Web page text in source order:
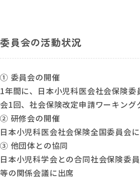
委員会の活動状況
① 委員会の開催
1年間に、日本小児科医会社会保険
会1回、社会保険改定申請ワーキング
② 研修会の開催
日本小児科医会社会保険全国委員会
③ 他団体との協同
日本小児科学会との合同社会保険委
等の関係会議に出席